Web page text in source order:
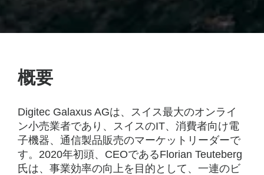
概要
Digitec Galaxus AGは、スイス最大のオンライ
ン小売業者であり、スイスのIT、消費者向け電
子機器、通信製品販売のマーケットリーダーで
す。2020年初頭、CEOであるFlorian Teuteberg
氏は、事業効率の向上を目的として、一連のビ